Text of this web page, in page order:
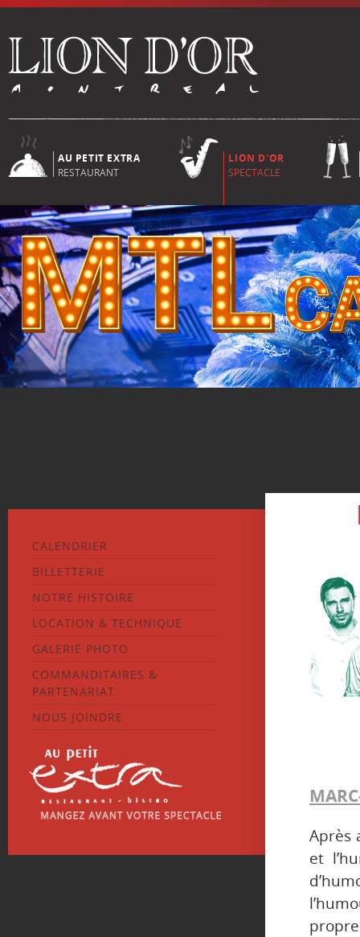
AU PETIT EXTRA
RESTAURANT
LION D'OR
SPECTACLE
CALENDRIER
BILLETTERIE
NOTRE HISTOIRE
LOCATION & TECHNIQUE
GALERIE PHOTO
COMMANDITAIRES &
PARTENARIAT
NOUS JOINDRE
Après
et